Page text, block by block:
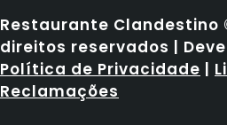
Restaurante Clandestino
direitos reservados |
Política de Privacidade |
Reclamações